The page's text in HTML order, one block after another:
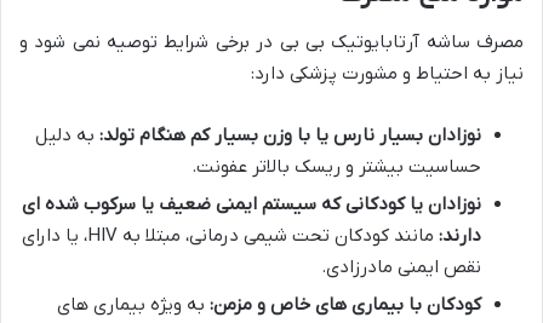
مصرف ساشه آرتابایوتیک بی بی در برخی شرایط توصیه نمی شود و
نیاز به احتیاط و مشورت پزشکی دارد:
نوزادان بسیار نارس یا با وزن بسیار کم هنگام تولد: به دلیل
حساسیت بیشتر و ریسک بالاتر عفونت.
نوزادان یا کودکانی که سیستم ایمنی ضعیف یا سرکوب شده ای
دارند:
مانند کودکان تحت شیمی درمانی، مبتلا به HIV، یا دارای
نقص ایمنی مادرزادی.
کودکان با بیماری های خاص و مزمن: به ویژه بیماری های